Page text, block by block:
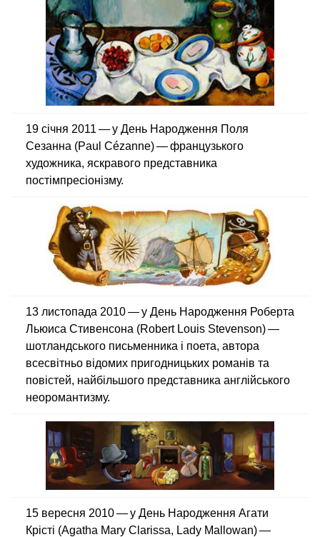
19 січня 2011 — у День Народження Поля
Сезанна (Paul Cézanne) — французького
художника, яскравого представника
постімпресіонізму.
13 листопада 2010 — у День Народження Роберта
Льюиса Стивенсона (Robert Louis Stevenson) —
шотландського письменника і поета, автора
всесвітньо відомих пригодницьких романів та
повістей, найбільшого представника англійського
неоромантизму.
15 вересня 2010 — у День Народження Агати
Крісті (Agatha Mary Clarissa, Lady Mallowan) —